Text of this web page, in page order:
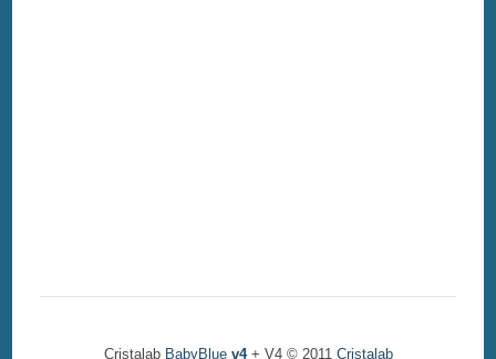
Cristalab BabyBlue v4+ V4 © 2011 Cristalab